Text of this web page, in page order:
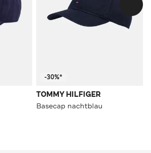
-30%*
TOMMY HILFIGER
Basecap nachtblau